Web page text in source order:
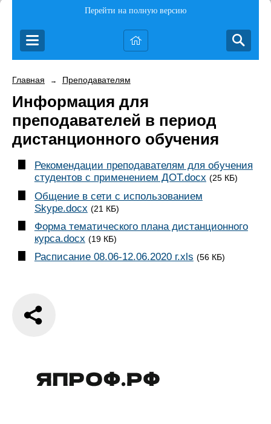
Перейти на полную версию
Главная → Преподавателям
Информация для
преподавателей в период
дистанционного обучения
Рекомендации преподавателям для обучения
студентов с применением ДОТ.docx (25 КБ)
Общение в сети с использованием
Skype.docx (21 КБ)
Форма тематического плана дистанционного
курса.docx (19 КБ)
Расписание 08.06-12.06.2020 г.xls (56 КБ)